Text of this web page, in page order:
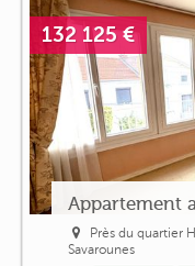
132 125 €
Appartement
Près du quartier
Savarounes